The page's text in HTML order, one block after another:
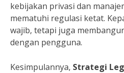
kebijakan privasi dan
mematuhi regulasi ketat.
wajib, tetapi juga
dengan pengguna.
Kesimpulannya, Strategi